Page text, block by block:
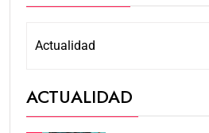
ACTUALIDAD